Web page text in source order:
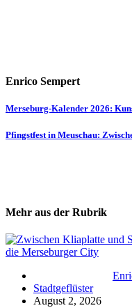
Enrico Sempert
Merseburg-Kalender 2026:
Pfingstfest in Meuschau:
Mehr aus der Rubrik
Stadtgeflüster
August 2, 2026